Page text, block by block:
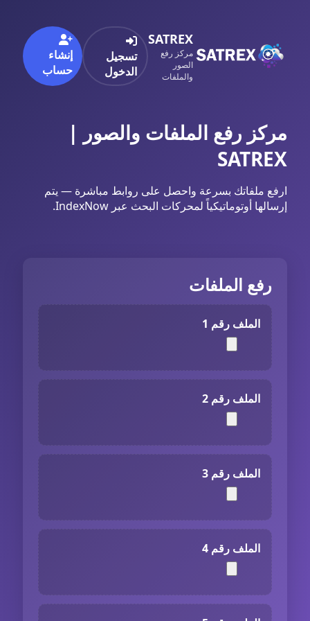
SATREX
مركز رفع
الصور
والملفات
تسجيل
الدخول
إنشاء
حساب
مركز رفع الملفات والصور |
SATREX
ارفع ملفاتك بسرعة واحصل على روابط مباشرة — يتم
إرسالها أوتوماتيكياً لمحركات البحث عبر IndexNow.
رفع الملفات
الملف رقم 1
الملف رقم 2
الملف رقم 3
الملف رقم 4